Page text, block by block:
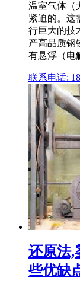
温室气体（
紧迫的。这
行巨大的技
产高品质钢
有悬浮（电
联系电话:
还原法,
些优缺